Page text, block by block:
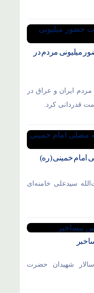
میلیونی مردم در
ایران و عراق در
امت قدردانی کرد.
امام خمینی (ره)
سیدعلی خامنه‌ای
شهیدان حضرت